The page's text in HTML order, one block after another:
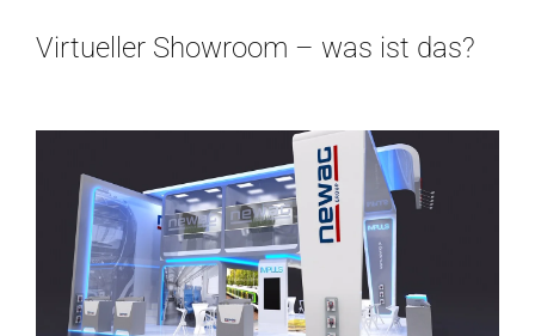
Virtueller Showroom – was ist das?